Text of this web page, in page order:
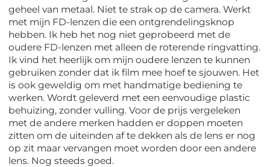
geheel van metaal. Niet te strak op de camera. Werkt
met mijn FD-lenzen die een ontgrendelingsknop
hebben. Ik heb het nog niet geprobeerd met de
oudere FD-lenzen met alleen de roterende ringvatting.
Ik vind het heerlijk om mijn oudere lenzen te kunnen
gebruiken zonder dat ik film mee hoef te sjouwen. Het
is ook geweldig om met handmatige bediening te
werken. Wordt geleverd met een eenvoudige plastic
behuizing, zonder vulling. Voor de prijs vergeleken
met de andere merken hadden er doppen moeten
zitten om de uiteinden af te dekken als de lens er nog
op zit maar vervangen moet worden door een andere
lens. Nog steeds goed.